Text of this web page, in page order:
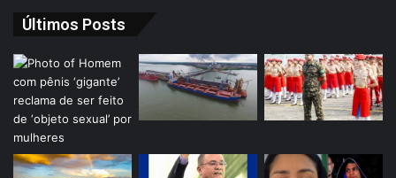
Últimos Posts